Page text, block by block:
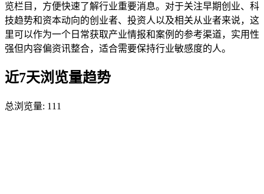
览栏目，方便快速了解行业重要消息。对于关注早期创业、科
技趋势和资本动向的创业者、投资人以及相关从业者来说，这
里可以作为一个日常获取产业情报和案例的参考渠道，实用性
强但内容偏资讯整合，适合需要保持行业敏感度的人。
近7天浏览量趋势
总浏览量: 111